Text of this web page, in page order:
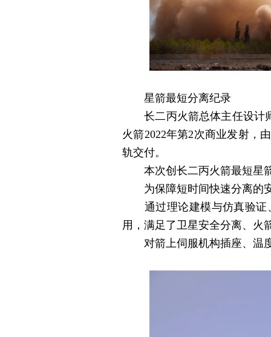
星箭最短分离纪录
长二丙火箭总体主任设计师
火箭2022年第2次商业发射，
轨交付。
本次创长二丙火箭最短星箭
为保障短时间快速分离的安
通过理论建模与仿真验证
用，满足了卫星安全分离、火
对箭上伺服机构插座、温度